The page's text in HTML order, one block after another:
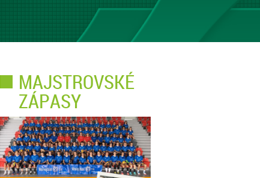
MAJSTROVSKÉ
ZÁPASY